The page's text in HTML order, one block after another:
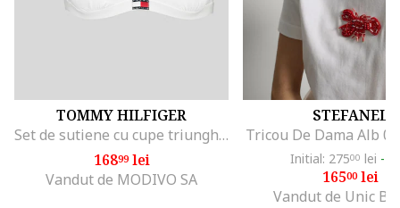
TOMMY HILFIGER
Set de sutiene cu cupe triunghiulare si detaliu logo - 3 perechi, Alb/Negru/Gri melange
16899lei
Vandut de MODIVO SA
STEFANEL
Tricou De Dama Alb
Initial: 27500 lei -
16500lei
Vandut de Unic